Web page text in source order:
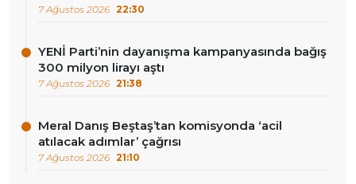
7 Ağustos 2026 22:30
YENİ Parti’nin dayanışma kampanyasında bağış
300 milyon lirayı aştı
7 Ağustos 2026 21:38
Meral Danış Beştaş’tan komisyonda ‘acil
atılacak adımlar’ çağrısı
7 Ağustos 2026 21:10